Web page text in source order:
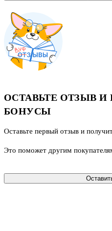
ОСТАВЬТЕ ОТЗЫВ
БОНУСЫ
Оставьте первый отзыв и
Это поможет другим